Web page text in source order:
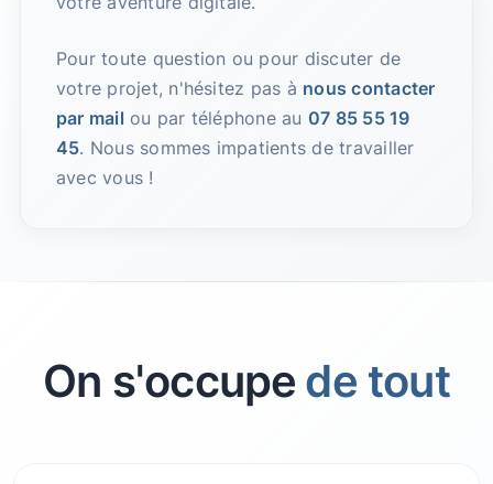
Pour toute question ou pour discuter de
votre projet, n'hésitez pas à nous contacter
par mail ou par téléphone au 07 85 55 19
45. Nous sommes impatients de travailler
avec vous !
On s'occupe de tout